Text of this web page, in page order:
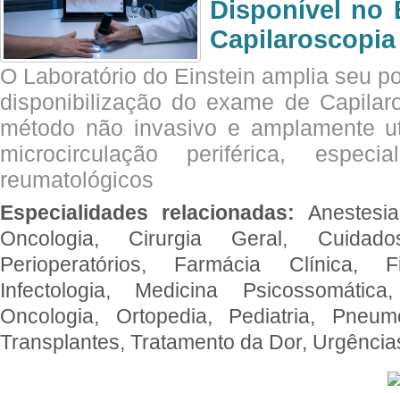
Disponível no
O Laboratório do Einstein amplia seu
disponibilização do exame de
método não invasivo e amplamente
microcirculação periférica,
reumatológicos
Especialidades relacionadas:
Oncologia, Cirurgia Geral,
Perioperatórios, Farmácia Clínica,
Infectologia, Medicina
Oncologia, Ortopedia, Pediatria,
Transplantes, Tratamento da Dor,